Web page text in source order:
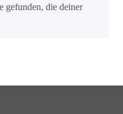
gefunden, die deiner